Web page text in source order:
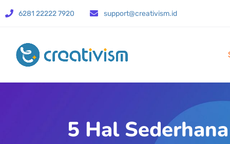
6281 22222 7920 support@creativism.id
5 Hal